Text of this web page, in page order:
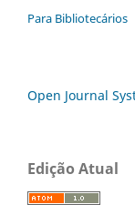
Para Bibliotecários
Open Journal
Edição Atual